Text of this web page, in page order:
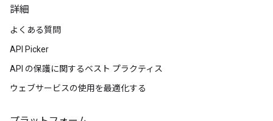
詳細
よくある質問
API Picker
API の保護に関するベスト プラクティス
ウェブサービスの使用を最適化する